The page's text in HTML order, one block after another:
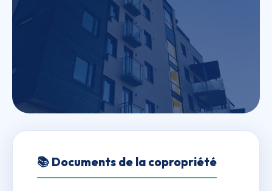
SDC LE MAIL DE BALMA
📚 Documents de la copropriété